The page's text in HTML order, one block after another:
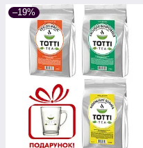
–19%